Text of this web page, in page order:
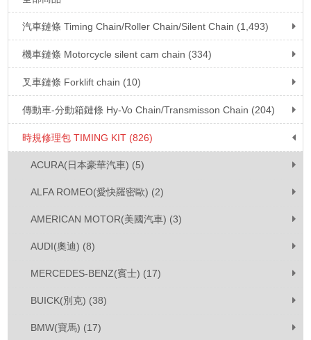
汽車鏈條 Timing Chain/Roller Chain/Silent Chain (1,493)
機車鏈條 Motorcycle silent cam chain (334)
叉車鏈條 Forklift chain (10)
傳動車-分動箱鏈條 Hy-Vo Chain/Transmisson Chain (204)
時規修理包 TIMING KIT (826)
ACURA(日本豪華汽車) (5)
ALFA ROMEO(愛快羅密歐) (2)
AMERICAN MOTOR(美國汽車) (3)
AUDI(奧迪) (8)
MERCEDES-BENZ(賓士) (17)
BUICK(別克) (38)
BMW(寶馬) (17)